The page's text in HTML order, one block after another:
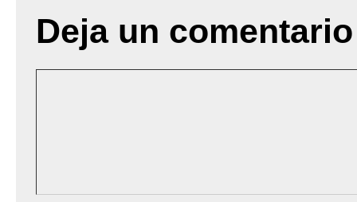
Deja un comentario